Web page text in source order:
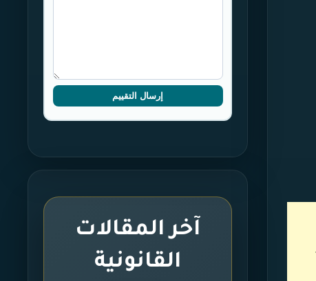
إرسال التقييم
آخر المقالات
القانونية